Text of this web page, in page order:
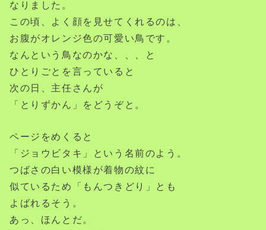
なりました。
この頃、よく顔を見せてくれるのは、
お腹がオレンジ色の可愛い鳥です。
なんという鳥なのかな、、、と
ひとりごとを言っていると
次の日、主任さんが
「とりずかん」をどうぞと。
ページをめくると
「ジョウビタキ」という名前のよう。
つばさの白い模様が着物の紋に
似ているため「もんつきどり」とも
よばれるそう。
あっ、ほんとだ。